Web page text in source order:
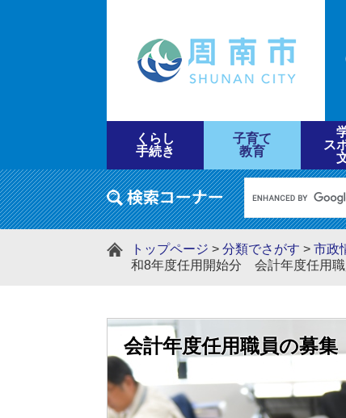
くらし
手続き
子育て
教育
ス
トップページ > 分類でさがす > 市政
和8年度任用開始分 会計年度任用職
会計年度任用職員の募集